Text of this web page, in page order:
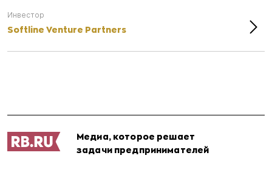
Инвестор
Softline Venture Partners
Медиа, которое решает
задачи предпринимателей